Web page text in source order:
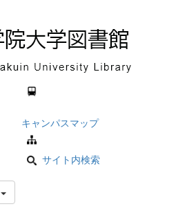
キャンパスマップ
サイト内検索